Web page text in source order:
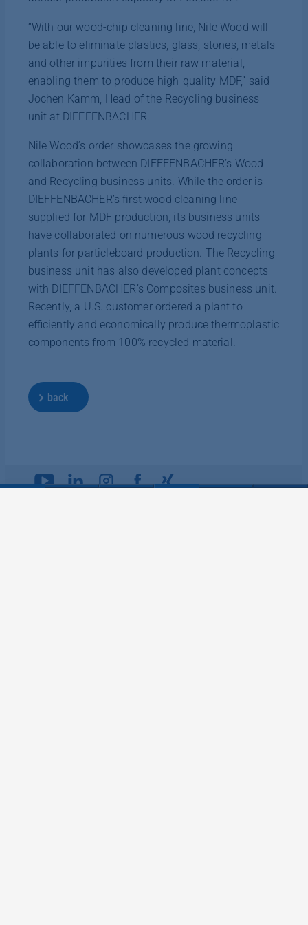
“With our wood-chip cleaning line, Nile Wood will
be able to eliminate plastics, glass, stones, metals
and other impurities from their raw material,
enabling them to produce high-quality MDF,” said
Jochen Kamm, Head of the Recycling business
unit at DIEFFENBACHER.
Nile Wood’s order showcases the growing
collaboration between DIEFFENBACHER’s Wood
and Recycling business units. While the order is
DIEFFENBACHER’s first wood cleaning line
supplied for MDF production, its business units
have collaborated on numerous wood recycling
plants for particleboard production. The Recycling
business unit has also developed plant concepts
with DIEFFENBACHER’s Composites business unit.
Recently, a U.S. customer ordered a plant to
efficiently and economically produce thermoplastic
components from 100% recycled material.
back